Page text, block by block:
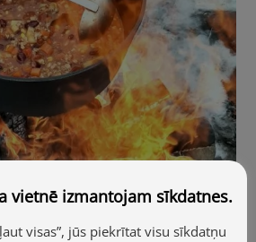
vietas
vietnē izmantojam sīkdatnes.
visas”, jūs piekrītat visu sīkdatņu